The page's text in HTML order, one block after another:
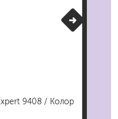
9408 / Колор